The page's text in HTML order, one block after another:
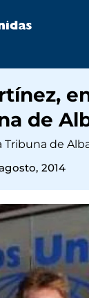
de
Tribuna de
2014